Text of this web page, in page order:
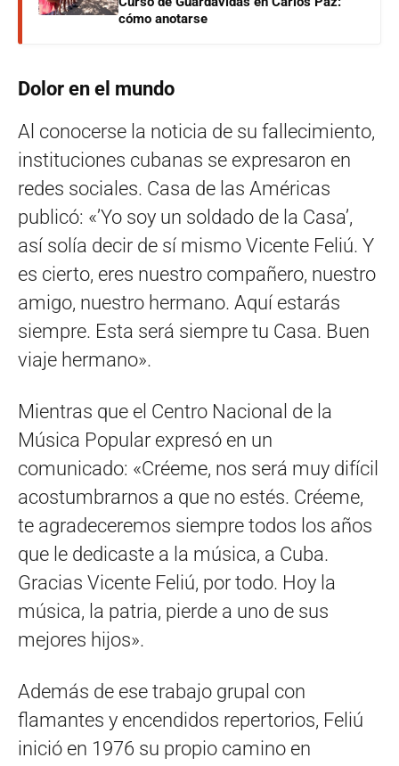
cómo anotarse
Dolor en el mundo
Al conocerse la noticia de su fallecimiento,
instituciones cubanas se expresaron en
redes sociales. Casa de las Américas
publicó: «’Yo soy un soldado de la Casa’,
así solía decir de sí mismo Vicente Feliú. Y
es cierto, eres nuestro compañero, nuestro
amigo, nuestro hermano. Aquí estarás
siempre. Esta será siempre tu Casa. Buen
viaje hermano».
Mientras que el Centro Nacional de la
Música Popular expresó en un
comunicado: «Créeme, nos será muy difícil
acostumbrarnos a que no estés. Créeme,
te agradeceremos siempre todos los años
que le dedicaste a la música, a Cuba.
Gracias Vicente Feliú, por todo. Hoy la
música, la patria, pierde a uno de sus
mejores hijos».
Además de ese trabajo grupal con
flamantes y encendidos repertorios, Feliú
inició en 1976 su propio camino en